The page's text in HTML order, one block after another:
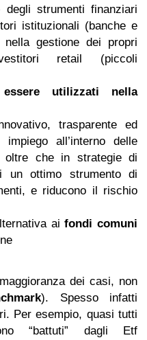
degli strumenti finanziari
istituzionali (banche e
nella gestione dei propri
retail (piccoli
utilizzati nella
trasparente ed
all’interno delle
oltre che in strategie di
un ottimo strumento di
e riducono il rischio
aifondi comuni
dei casi, non
). Spesso infatti
Per esempio, quasi tutti
“battuti” dagli Etf